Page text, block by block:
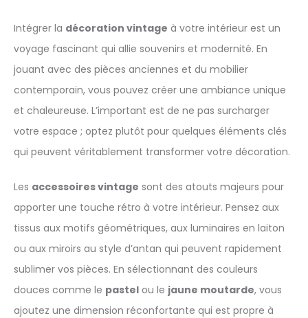
Intégrer la décoration vintage à votre intérieur est un
voyage fascinant qui allie souvenirs et modernité. En
jouant avec des pièces anciennes et du mobilier
contemporain, vous pouvez créer une ambiance unique
et chaleureuse. L’important est de ne pas surcharger
votre espace ; optez plutôt pour quelques éléments clés
qui peuvent véritablement transformer votre décoration.
Les accessoires vintage sont des atouts majeurs pour
apporter une touche rétro à votre intérieur. Pensez aux
tissus aux motifs géométriques, aux luminaires en laiton
ou aux miroirs au style d’antan qui peuvent rapidement
sublimer vos pièces. En sélectionnant des couleurs
douces comme le pastel ou le jaune moutarde, vous
ajoutez une dimension réconfortante qui est propre à